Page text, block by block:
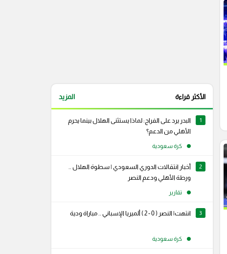
الأكثر قراءة المزيد
1
البدر يرد على الفراج: لماذا يستثنى الهلال بينما يحرم
الأهلي من الدعم؟
كرة سعودية
2
أخبار انتقالات الدوري السعودي | سطوة الهلال ..
ورطة الأهلي ودعم النصر
تقارير
3 انتهت| النصر ( 0 - 2 ) ألميريا الإسباني .. مباراة ودية
كرة سعودية